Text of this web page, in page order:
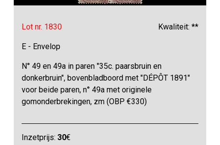
Lot nr. 1830 Kwaliteit: **
E - Envelop
N° 49 en 49a in paren "35c. paarsbruin en
donkerbruin", bovenbladboord met "DÉPÔT 1891"
voor beide paren, n° 49a met originele
gomonderbrekingen, zm (OBP €330)
Inzetprijs:30€